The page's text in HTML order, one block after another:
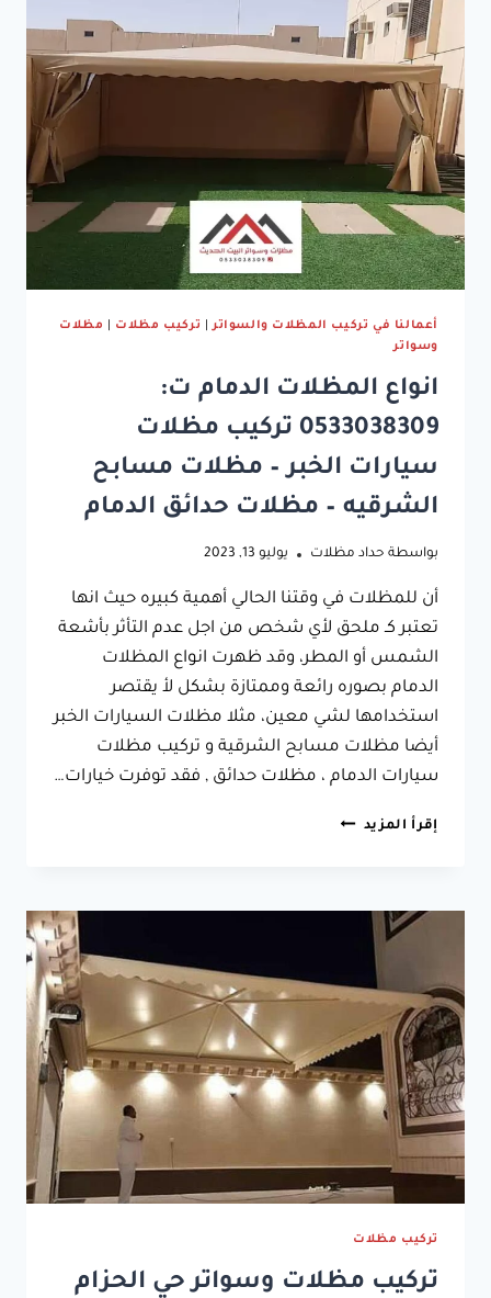
أعمالنا في تركيب المظلات والسواتر| تركيب مظلات
مظلات
وسواتر
انواع المظلات الدمام ت:
0533038309 تركيب مظلات
سيارات الخبر – مظلات مسابح
الشرقيه – مظلات حدائق الدمام
بواسطة حداد مظلات يوليو 13, 2023
أن للمظلات في وقتنا الحالي أهمية كبيره حيث انها
تعتبر كـ ملحق لأي شخص من اجل عدم التأثر بأشعة
الشمس أو المطر، وقد ظهرت انواع المظلات
الدمام بصوره رائعة وممتازة بشكل لأ يقتصر
استخدامها لشي معين، مثلا مظلات السيارات الخبر
أيضا مظلات مسابح الشرقية و تركيب مظلات
سيارات الدمام ، مظلات حدائق , فقد توفرت خيارات…
إقرأ المزيد انواع
0533038309
سيارات
الخبر
مظلات
مسابح
الشرقيه
حدائق
الدمام
تركيب مظلات
تركيب مظلات وسواتر حي الحزام